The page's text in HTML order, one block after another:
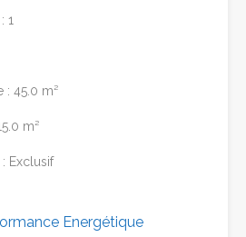
1
: 45.0 m²
m²
Exclusif
Energétique